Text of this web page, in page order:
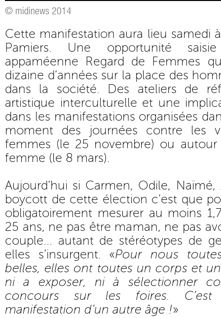
© midinews 2014
Cette manifestation aura lieu samedi
Pamiers. Une opportunité
appaméenne Regard de Femmes
dizaine d’années sur la place des
dans la société. Des ateliers de
artistique interculturelle et une
dans les manifestations organisées
moment des journées contre les
femmes (le 25 novembre) ou
femme (le 8 mars).
Aujourd’hui si Carmen, Odile,
boycott de cette élection c’est que
obligatoirement mesurer au moins
25 ans, ne pas être maman, ne pas
couple... autant de stéréotypes de
elles s’insurgent. «Pour nous
belles, elles ont toutes un corps et
ni a exposer, ni à sélectionner
concours sur les foires.
manifestation d’un autre âge !»